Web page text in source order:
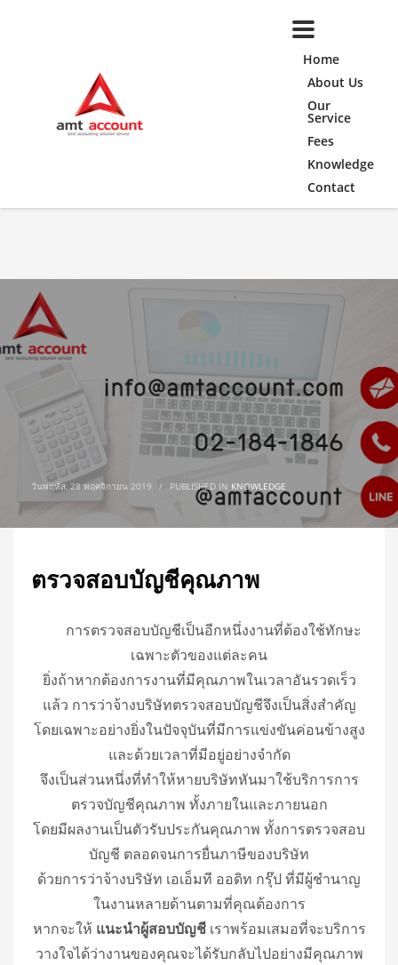
Home
About Us
Our
Service
Fees
Knowledge
Contact
วันพฤหัส, 28 พฤศจิกายน 2019 / PUBLISHED IN KNOWLEDGE
ตรวจสอบบัญชีคุณภาพ
การตรวจสอบบัญชีเป็นอีกหนึ่งงานที่ต้องใช้ทักษะ
เฉพาะตัวของแต่ละคน
ยิ่งถ้าหากต้องการงานที่มีคุณภาพในเวลาอันรวดเร็ว
แล้ว การว่าจ้างบริษัทตรวจสอบบัญชีจึงเป็นสิ่งสำคัญ
โดยเฉพาะอย่างยิ่งในปัจจุบันที่มีการแข่งขันค่อนข้างสูง
และด้วยเวลาที่มีอยู่อย่างจำกัด
จึงเป็นส่วนหนึ่งที่ทำให้หายบริษัทหันมาใช้บริการการ
ตรวจบัญชีคุณภาพ ทั้งภายในและภายนอก
โดยมีผลงานเป็นตัวรับประกันคุณภาพ ทั้งการตรวจสอบ
บัญชี ตลอดจนการยื่นภาษีของบริษัท
ด้วยการว่าจ้างบริษัท เอเอ็มที ออดิท กรุ๊ป ที่มีผู้ชำนาญ
ในงานหลายด้านตามที่คุณต้องการ
หากจะให้ แนะนำผู้สอบบัญชี เราพร้อมเสมอที่จะบริการ
วางใจได้ว่างานของคุณจะได้รับกลับไปอย่างมีคุณภาพ